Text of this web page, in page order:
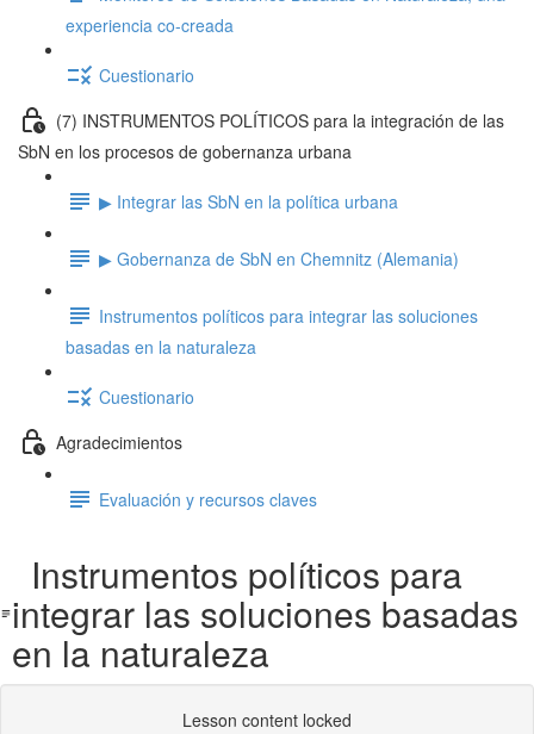
experiencia co-creada
Cuestionario
(7) INSTRUMENTOS POLÍTICOS para la integración de las
SbN en los procesos de gobernanza urbana
▶ Integrar las SbN en la política urbana
▶ Gobernanza de SbN en Chemnitz (Alemania)
Instrumentos políticos para integrar las soluciones
basadas en la naturaleza
Cuestionario
Agradecimientos
Evaluación y recursos claves
Instrumentos políticos para
integrar las soluciones basadas
en la naturaleza
Lesson content locked